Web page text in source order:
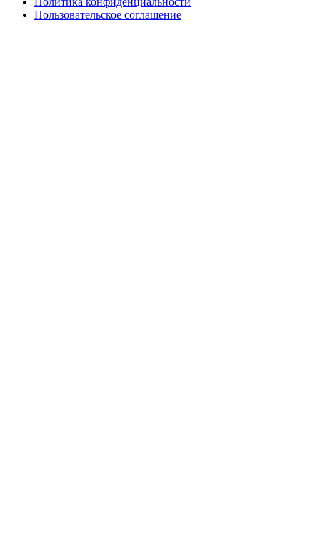
Пользовательское соглашение